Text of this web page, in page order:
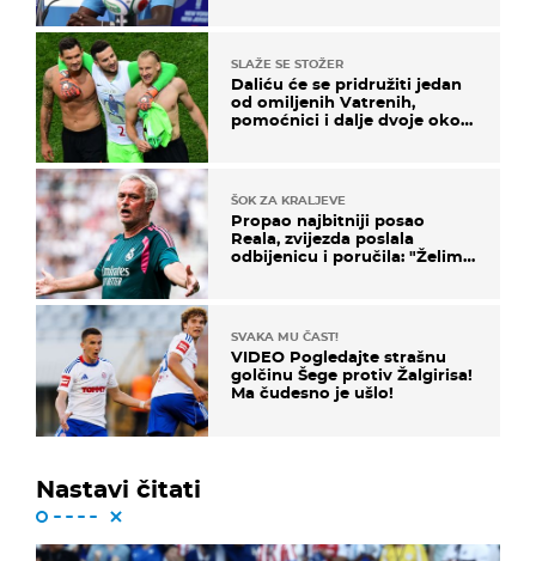
SLAŽE SE STOŽER
Daliću će se pridružiti jedan
od omiljenih Vatrenih,
pomoćnici i dalje dvoje oko
ŠOK ZA KRALJEVE
Propao najbitniji posao
Reala, zvijezda poslala
odbijenicu i poručila: "Želim
SVAKA MU ČAST!
VIDEO Pogledajte strašnu
golčinu Šege protiv Žalgirisa!
Ma čudesno je ušlo!
Nastavi čitati